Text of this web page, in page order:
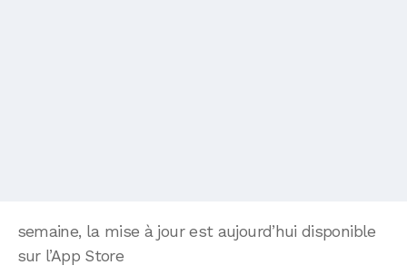
semaine, la mise à jour est aujourd’hui disponible
sur l’App Store